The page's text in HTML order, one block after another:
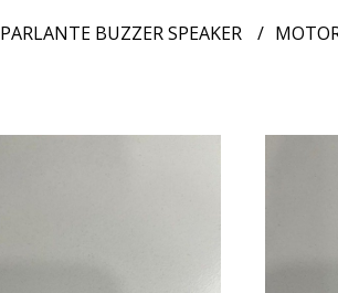
PARLANTE BUZZER SPEAKER